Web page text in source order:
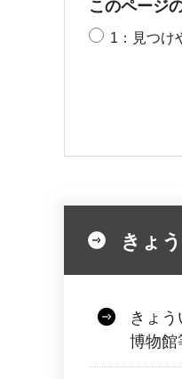
このページ
1：見つけ
きょ
きょ
博物館